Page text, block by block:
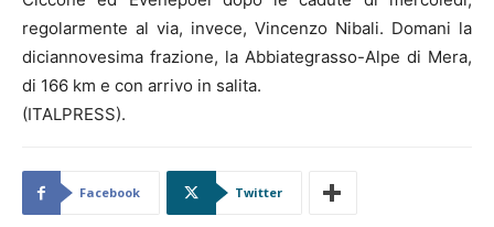
regolarmente al via, invece, Vincenzo Nibali. Domani la
diciannovesima frazione, la Abbiategrasso-Alpe di Mera,
di 166 km e con arrivo in salita.
(ITALPRESS).
Facebook Twitter